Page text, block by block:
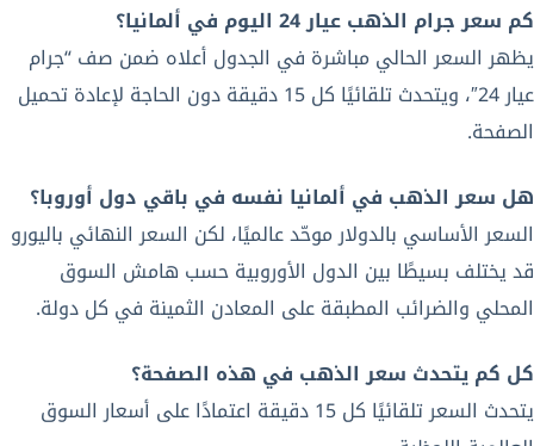
كم سعر جرام الذهب عيار 24 اليوم في ألمانيا؟
يظهر السعر الحالي مباشرة في الجدول أعلاه ضمن صف “جرام
عيار 24″، ويتحدث تلقائيًا كل 15 دقيقة دون الحاجة لإعادة تحميل
الصفحة.
هل سعر الذهب في ألمانيا نفسه في باقي دول أوروبا؟
السعر الأساسي بالدولار موحّد عالميًا، لكن السعر النهائي باليورو
قد يختلف بسيطًا بين الدول الأوروبية حسب هامش السوق
المحلي والضرائب المطبقة على المعادن الثمينة في كل دولة.
كل كم يتحدث سعر الذهب في هذه الصفحة؟
يتحدث السعر تلقائيًا كل 15 دقيقة اعتمادًا على أسعار السوق